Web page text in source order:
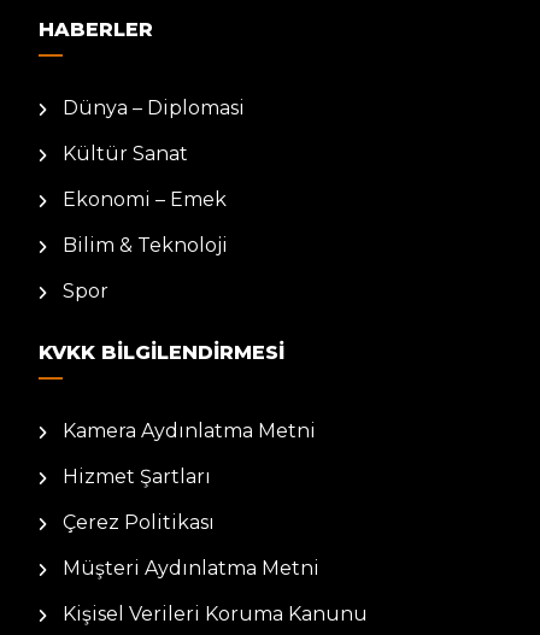
HABERLER
Dünya – Diplomasi
Kültür Sanat
Ekonomi – Emek
Bilim & Teknoloji
Spor
KVKK BILGILENDIRMESI
Kamera Aydınlatma Metni
Hizmet Şartları
Çerez Politikası
Müşteri Aydınlatma Metni
Kişisel Verileri Koruma Kanunu